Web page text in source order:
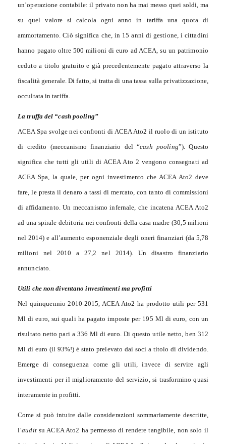
un’operazione contabile: il privato non ha mai messo quei soldi, ma
su quel valore si calcola ogni anno in tariffa una quota di
ammortamento. Ciò significa che, in 15 anni di gestione, i cittadini
hanno pagato oltre 500 milioni di euro ad ACEA, su un patrimonio
ceduto a titolo gratuito e già precedentemente pagato attraverso la
fiscalità generale. Di fatto, si tratta di una tassa sulla privatizzazione,
occultata in tariffa.
La truffa del “cash pooling”
ACEA Spa svolge nei confronti di ACEA Ato2 il ruolo di un istituto
di credito (meccanismo finanziario del “cash pooling”). Questo
significa che tutti gli utili di ACEA Ato 2 vengono consegnati ad
ACEA Spa, la quale, per ogni investimento che ACEA Ato2 deve
fare, le presta il denaro a tassi di mercato, con tanto di commissioni
di affidamento. Un meccanismo infernale, che incatena ACEA Ato2
ad una spirale debitoria nei confronti della casa madre (30,5 milioni
nel 2014) e all’aumento esponenziale degli oneri finanziari (da 5,78
milioni nel 2010 a 27,2 nel 2014). Un disastro finanziario
annunciato.
Utili che non diventano investimenti ma profitti
Nel quinquennio 2010-2015, ACEA Ato2 ha prodotto utili per 531
Ml di euro, sui quali ha pagato imposte per 195 Ml di euro, con un
risultato netto pari a 336 Ml di euro. Di questo utile netto, ben 312
Ml di euro (il 93%!) è stato prelevato dai soci a titolo di dividendo.
Emerge di conseguenza come gli utili, invece di servire agli
investimenti per il miglioramento del servizio, si trasformino quasi
interamente in profitti.
Come si può intuire dalle considerazioni sommariamente descritte,
l’auditsu ACEA Ato2 ha permesso di rendere tangibile, non solo il